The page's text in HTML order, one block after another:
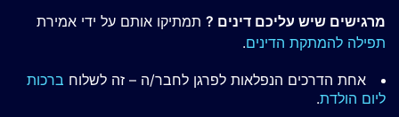
מרגישים שיש עליכם דינים ? תמתיקו אותם על ידי אמירת
תפילה להמתקת הדינים.
אחת הדרכים הנפלאות לפרגן לחבר/ה – זה לשלוח ברכות
ליום הולדת.